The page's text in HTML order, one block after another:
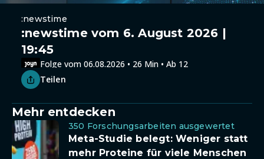
:newstime
:newstime vom 6. August 2026 |
19:45
Folge vom 06.08.2026 • 26 Min • Ab 12
Teilen
Mehr entdecken
350 Forschungsarbeiten ausgewertet
Meta-Studie belegt: Weniger statt
mehr Proteine für viele Menschen